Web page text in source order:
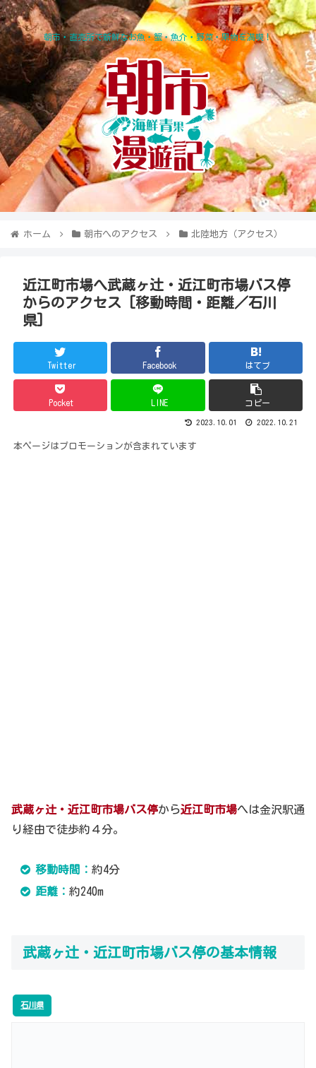
朝市・直売所で新鮮なお魚・蟹・魚介・野菜・果物を満喫！
ホーム 朝市へのアクセス 北陸地方（アクセス）
近江町市場へ武蔵ヶ辻・近江町市場バス停
からのアクセス [移動時間・距離／石川
県]
Twitter Facebook はてブ
Pocket LINE コピー
2023.10.01 2022.10.21
本ページはプロモーションが含まれています
武蔵ヶ辻・近江町市場バス停から近江町市場へは金沢駅通
り経由で徒歩約４分。
移動時間： 約4分
距離： 約240m
武蔵ヶ辻・近江町市場バス停の基本情報
石川県